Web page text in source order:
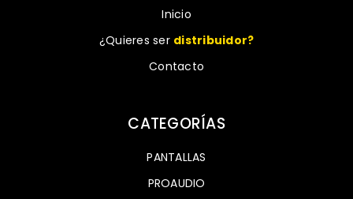
Inicio
¿Quieres ser distribuidor?
Contacto
CATEGORÍAS
PANTALLAS
PROAUDIO